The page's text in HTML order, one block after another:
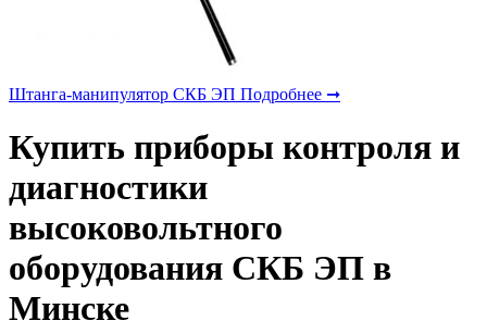
Штанга-манипулятор СКБ ЭП Подробнее ➞
Купить приборы контроля и
диагностики
высоковольтного
оборудования СКБ ЭП в
Минске